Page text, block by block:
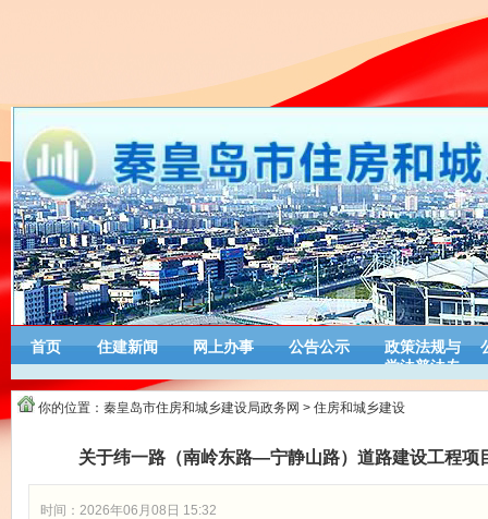
首页 住建新闻 网上办事 公告公示
政策法规与
学法普法专
你的位置： 秦皇岛市住房和城乡建设局政务网 > 住房和城乡建设
关于纬一路（南岭东路—宁静山路）道路建设工程项
时间：2026年06月08日 15:32